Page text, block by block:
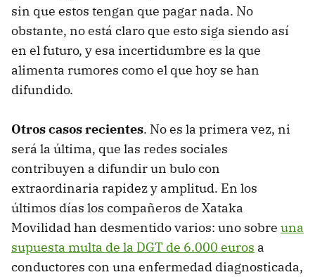
sin que estos tengan que pagar nada. No
obstante, no está claro que esto siga siendo así
en el futuro, y esa incertidumbre es la que
alimenta rumores como el que hoy se han
difundido.
Otros casos recientes. No es la primera vez, ni
será la última, que las redes sociales
contribuyen a difundir un bulo con
extraordinaria rapidez y amplitud. En los
últimos días los compañeros de Xataka
Movilidad han desmentido varios: uno sobre una
supuesta multa de la DGT de 6.000 euros a
conductores con una enfermedad diagnosticada,